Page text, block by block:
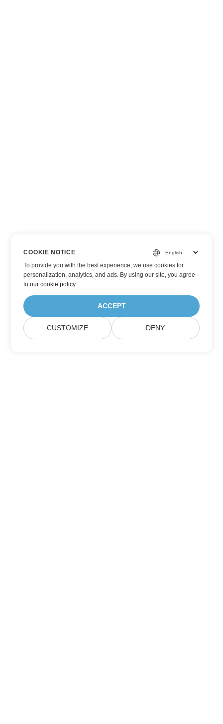
COOKIE NOTICE
To provide you with the best experience, we use cookies for
personalization, analytics, and ads. By using our site, you agree
toour cookie policy.
ACCEPT
CUSTOMIZE DENY